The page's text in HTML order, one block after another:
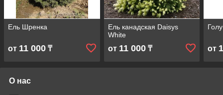
Ель Шренка
от 11 000 ₸
Ель канадская Daisys
White
от 11 000₸ от
О нас